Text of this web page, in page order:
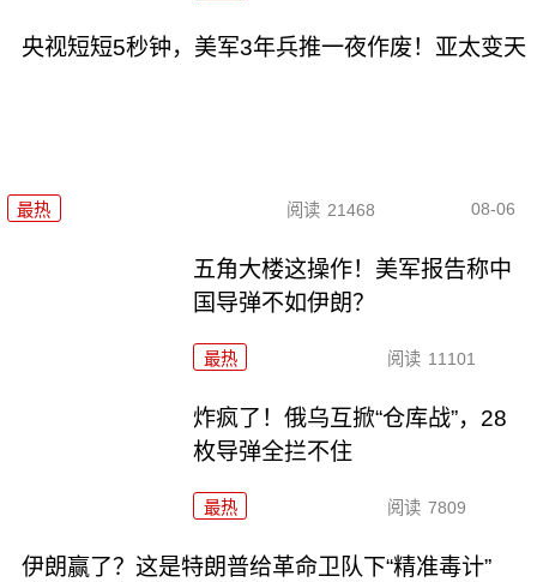
央视短短5秒钟，美军3年兵推一夜作废！亚太变天
最热 阅读 21468 08-06
五角大楼这操作！美军报告称中
国导弹不如伊朗？
最热 阅读 11101
炸疯了！俄乌互掀“仓库战”，28
枚导弹全拦不住
最热 阅读 7809
伊朗赢了？这是特朗普给革命卫队下“精准毒计”